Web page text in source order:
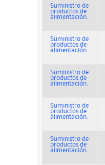
Suministro de
productos de
alimentación.
Suministro de
productos de
alimentación.
Suministro de
productos de
alimentación.
Suministro de
productos de
alimentación.
Suministro de
productos de
alimentación.